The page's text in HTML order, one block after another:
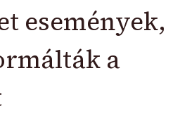
események,
a